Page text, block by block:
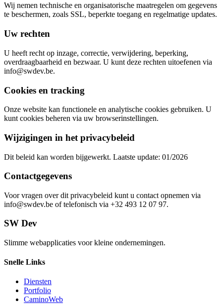
Wij nemen technische en organisatorische maatregelen om gegevens
te beschermen, zoals SSL, beperkte toegang en regelmatige updates.
Uw rechten
U heeft recht op inzage, correctie, verwijdering, beperking,
overdraagbaarheid en bezwaar. U kunt deze rechten uitoefenen via
info@swdev.be.
Cookies en tracking
Onze website kan functionele en analytische cookies gebruiken. U
kunt cookies beheren via uw browserinstellingen.
Wijzigingen in het privacybeleid
Dit beleid kan worden bijgewerkt. Laatste update: 01/2026
Contactgegevens
Voor vragen over dit privacybeleid kunt u contact opnemen via
info@swdev.be of telefonisch via +32 493 12 07 97.
SW Dev
Slimme webapplicaties voor kleine ondernemingen.
Snelle Links
Diensten
Portfolio
CaminoWeb